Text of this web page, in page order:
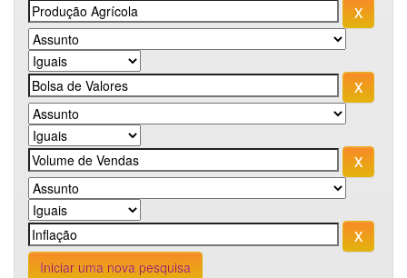
Iniciar uma nova pesquisa